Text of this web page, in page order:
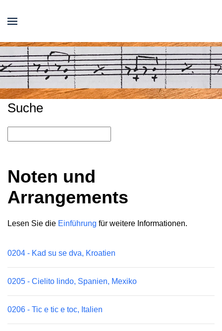
Suche
Noten und
Arrangements
Lesen Sie die Einführung für weitere Informationen.
0204 - Kad su se dva, Kroatien
0205 - Cielito lindo, Spanien, Mexiko
0206 - Tic e tic e toc, Italien